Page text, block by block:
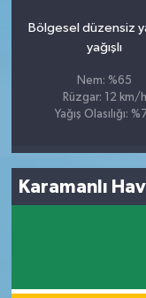
Bölgesel düzensiz
yağışlı
Nem: %65
Rüzgar: 12 km/h
Yağış Olasılığı:
Karamanlı